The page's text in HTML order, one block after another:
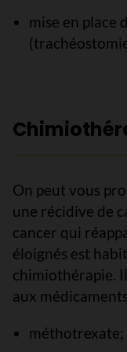
mise en place
On peut vous
une récidive de
cancer qui
éloignés est
chimiothérapie.
aux
méthotrexate;